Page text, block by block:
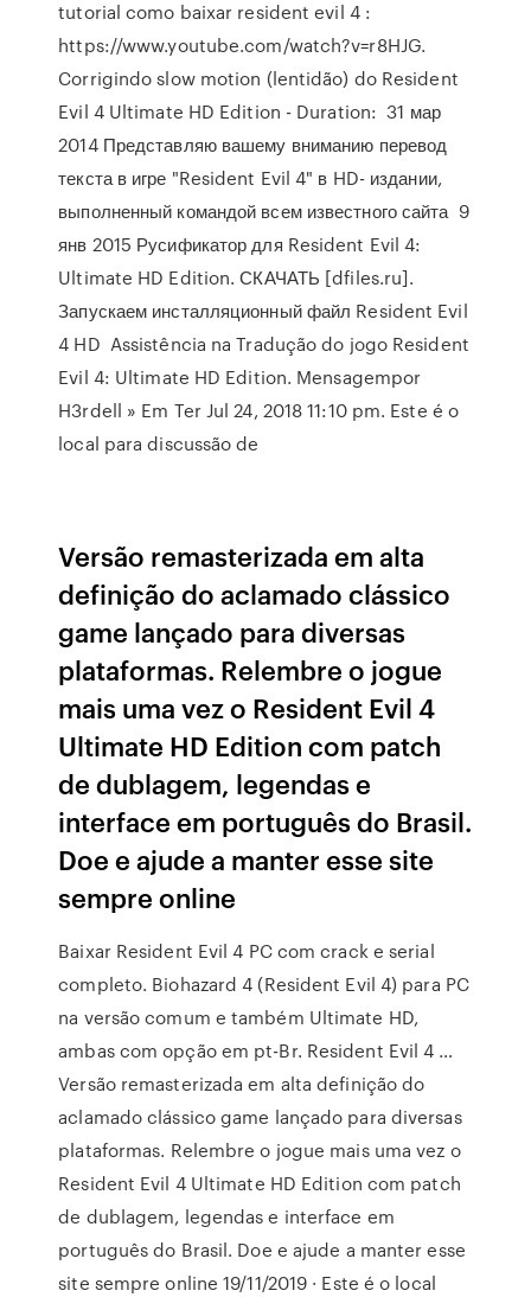
tutorial como baixar resident evil 4 :
https://www.youtube.com/watch?v=r8HJG.
Corrigindo slow motion (lentidão) do Resident
Evil 4 Ultimate HD Edition - Duration: 31 мар
2014 Представляю вашему вниманию перевод
текста в игре "Resident Evil 4" в HD- издании,
выполненный командой всем известного сайта 9
янв 2015 Русификатор для Resident Evil 4:
Ultimate HD Edition. СКАЧАТЬ [dfiles.ru].
Запускаем инсталляционный файл Resident Evil
4 HD Assistência na Tradução do jogo Resident
Evil 4: Ultimate HD Edition. Mensagempor
H3rdell » Em Ter Jul 24, 2018 11:10 pm. Este é o
local para discussão de
Versão remasterizada em alta
definição do aclamado clássico
game lançado para diversas
plataformas. Relembre o jogue
mais uma vez o Resident Evil 4
Ultimate HD Edition com patch
de dublagem, legendas e
interface em português do Brasil.
Doe e ajude a manter esse site
sempre online
Baixar Resident Evil 4 PC com crack e serial
completo. Biohazard 4 (Resident Evil 4) para PC
na versão comum e também Ultimate HD,
ambas com opção em pt-Br. Resident Evil 4 …
Versão remasterizada em alta definição do
aclamado clássico game lançado para diversas
plataformas. Relembre o jogue mais uma vez o
Resident Evil 4 Ultimate HD Edition com patch
de dublagem, legendas e interface em
português do Brasil. Doe e ajude a manter esse
site sempre online 19/11/2019 · Este é o local